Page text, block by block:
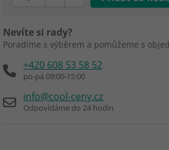
Nevíte si rady?
Poradíme s výběrem a pomůžeme s
+420 608 53 58 52
po-pá 09:00-15:00
info@cool-ceny.cz
Odpovídáme do 24 hodin